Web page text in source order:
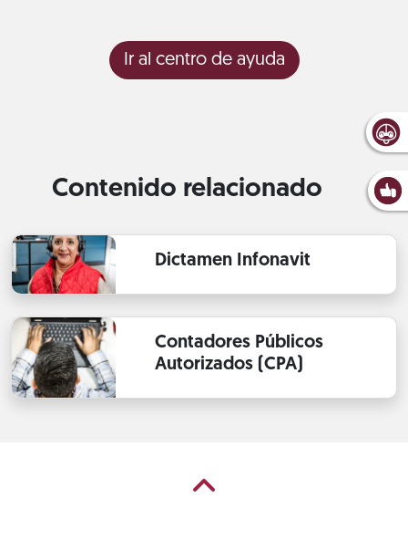
Ir al centro de ayuda
Contenido relacionado
Dictamen Infonavit
Contadores Públicos
Autorizados (CPA)